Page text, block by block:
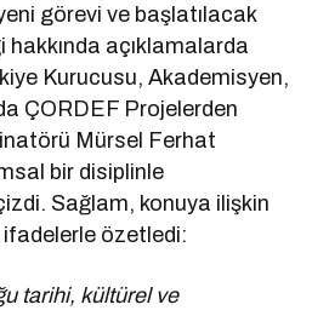
görevi ve başlatılacak
açıklamalarda
Kurucusu, Akademisyen,
ÇORDEF Projelerden
Mürsel Ferhat
bir disiplinle
Sağlam, konuya ilişkin
özetledi:
tarihi, kültürel ve